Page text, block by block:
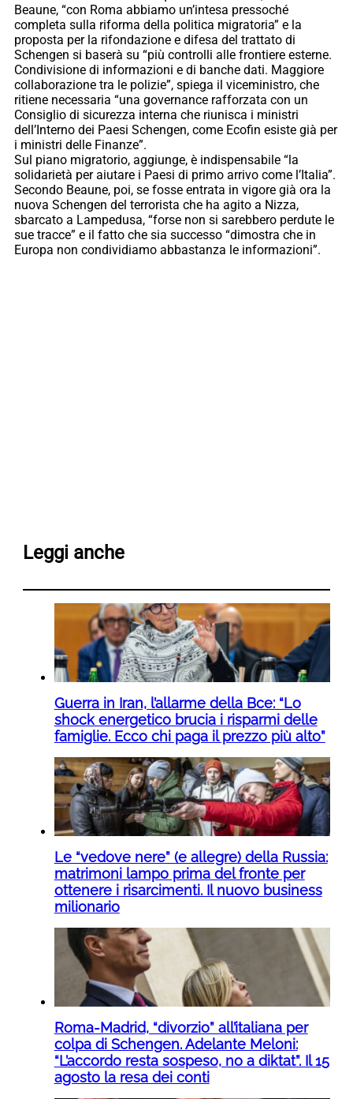
Beaune, “con Roma abbiamo un’intesa pressoché
completa sulla riforma della politica migratoria” e la
proposta per la rifondazione e difesa del trattato di
Schengen si baserà su “più controlli alle frontiere esterne.
Condivisione di informazioni e di banche dati. Maggiore
collaborazione tra le polizie”, spiega il viceministro, che
ritiene necessaria “una governance rafforzata con un
Consiglio di sicurezza interna che riunisca i ministri
dell’Interno dei Paesi Schengen, come Ecofin esiste già per
i ministri delle Finanze”.
Sul piano migratorio, aggiunge, è indispensabile “la
solidarietà per aiutare i Paesi di primo arrivo come l’Italia”.
Secondo Beaune, poi, se fosse entrata in vigore già ora la
nuova Schengen del terrorista che ha agito a Nizza,
sbarcato a Lampedusa, “forse non si sarebbero perdute le
sue tracce” e il fatto che sia successo “dimostra che in
Europa non condividiamo abbastanza le informazioni”.
Leggi anche
Guerra in Iran, l’allarme della Bce: “Lo
shock energetico brucia i risparmi delle
famiglie. Ecco chi paga il prezzo più alto”
Le “vedove nere” (e allegre) della Russia:
matrimoni lampo prima del fronte per
ottenere i risarcimenti. Il nuovo business
milionario
Roma-Madrid, “divorzio” all’italiana per
colpa di Schengen. Adelante Meloni:
“L’accordo resta sospeso, no a diktat”. Il 15
agosto la resa dei conti